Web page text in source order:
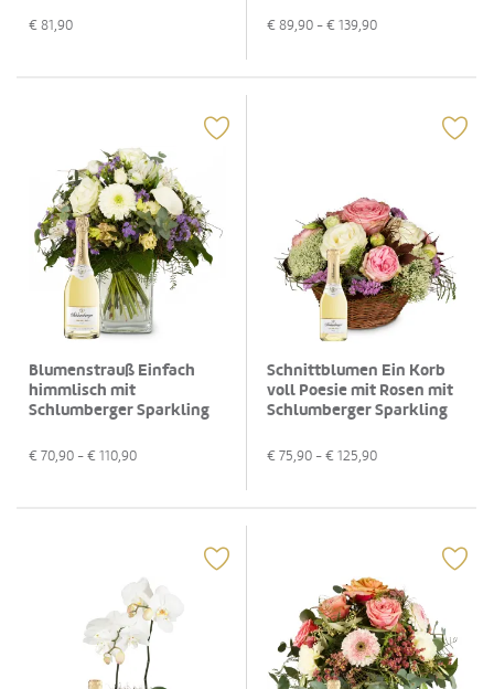
€ 81,90 € 89,90 - € 139,90
Blumenstrauß Einfach
himmlisch mit
Schlumberger Sparkling
€ 70,90 - € 110,90
Schnittblumen Ein Korb
voll Poesie mit Rosen mit
Schlumberger Sparkling
€ 75,90 - € 125,90